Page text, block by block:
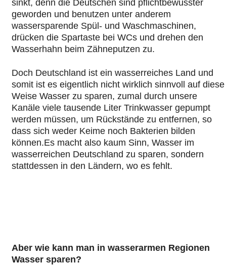
sinkt, denn die Deutschen sind pflichtbewusster
geworden und benutzen unter anderem
wassersparende Spül- und Waschmaschinen,
drücken die Spartaste bei WCs und drehen den
Wasserhahn beim Zähneputzen zu.
Doch Deutschland ist ein wasserreiches Land und
somit ist es eigentlich nicht wirklich sinnvoll auf diese
Weise Wasser zu sparen, zumal durch unsere
Kanäle viele tausende Liter Trinkwasser gepumpt
werden müssen, um Rückstände zu entfernen, so
dass sich weder Keime noch Bakterien bilden
können.Es macht also kaum Sinn, Wasser im
wasserreichen Deutschland zu sparen, sondern
stattdessen in den Ländern, wo es fehlt.
Aber wie kann man in wasserarmen Regionen
Wasser sparen?